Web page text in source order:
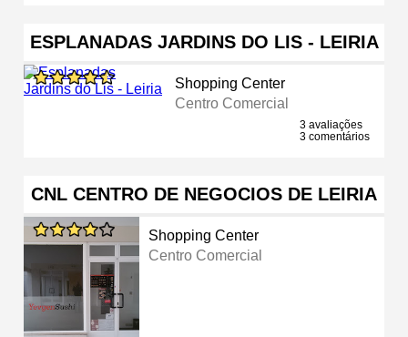
ESPLANADAS JARDINS DO LIS - LEIRIA
Shopping Center
Centro Comercial
3 avaliações
3 comentários
CNL CENTRO DE NEGOCIOS DE LEIRIA
Shopping Center
Centro Comercial